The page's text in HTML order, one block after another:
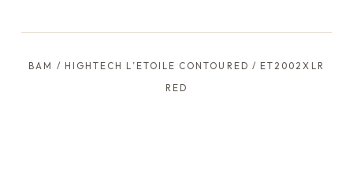
BAM / HIGHTECH L’ETOILE CONTOURED / ET2002XLR
RED